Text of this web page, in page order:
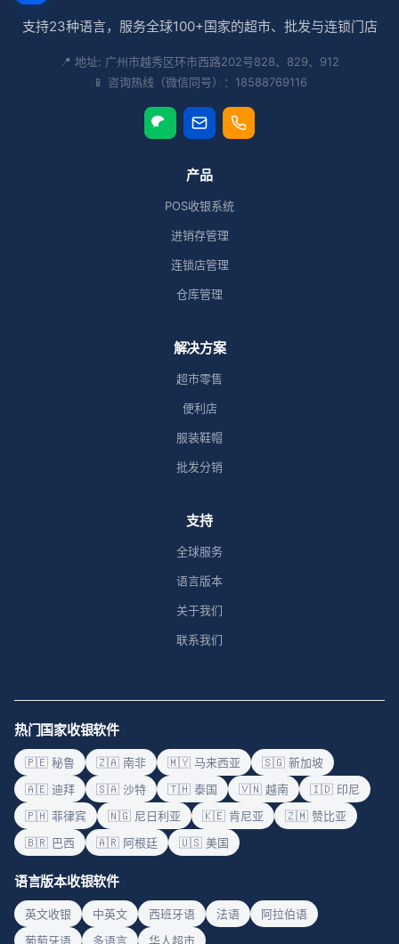
支持23种语言，服务全球100+国家的超市、批发与连锁门店
📍 地址: 广州市越秀区环市西路202号828、829、912
📱 咨询热线（微信同号）：18588769116
产品
POS收银系统
进销存管理
连锁店管理
仓库管理
解决方案
超市零售
便利店
服装鞋帽
批发分销
支持
全球服务
语言版本
关于我们
联系我们
热门国家收银软件
🇵🇪 秘鲁 🇿🇦 南非 🇲🇾 马来西亚
🇸🇬 新加坡
🇦🇪 迪拜
🇸🇦 沙特 🇹🇭 泰国 🇻🇳 越南
🇮🇩 印尼
🇵🇭 菲律宾
🇳🇬 尼日利亚 🇰🇪 肯尼亚
🇿🇲 赞比亚
🇧🇷 巴西
🇦🇷 阿根廷 🇺🇸 美国
语言版本收银软件
英文收银 中英文 西班牙语 法语
阿拉伯语
葡萄牙语
多语言 华人超市